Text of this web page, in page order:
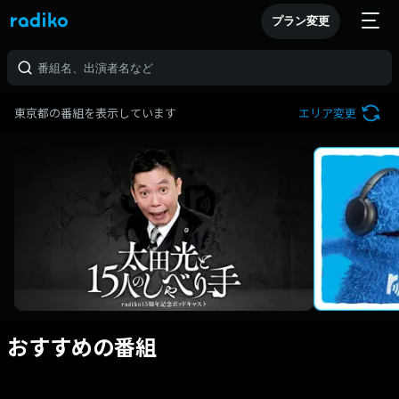
プラン変更
東京都の番組を表示しています エリア変更
おすすめの番組